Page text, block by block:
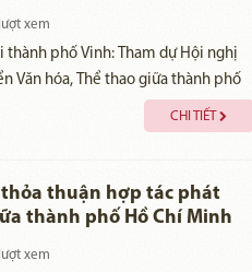
xem
thành phố Vinh: Tham dự Hội nghị
Văn hóa, Thể thao giữa thành phố
ngày 15/1/2022, đoàn Đại biểu Sở
Minh do bà Nguyễn Thị Thanh
Quảng trường mang tên Người
CHI TIẾT
thuận hợp tác phát
thành phố Hồ Chí Minh
xem